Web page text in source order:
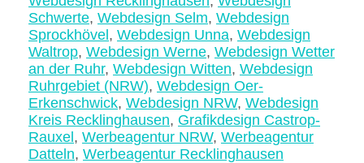
Schwerte, Webdesign Selm, Webdesign
Sprockhövel , Webdesign Unna, Webdesign
Waltrop, Webdesign Werne, Webdesign Wetter
an der Ruhr, Webdesign Witten, Webdesign
Ruhrgebiet (NRW), Webdesign Oer-
Erkenschwick, Webdesign NRW, Webdesign
Kreis Recklinghausen, Grafikdesign Castrop-
Rauxel , Werbeagentur NRW, Werbeagentur
Datteln, Werbeagentur Recklinghausen